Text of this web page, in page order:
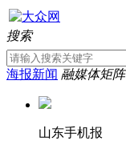
搜索
海报新闻 融媒体矩阵
山东手机报